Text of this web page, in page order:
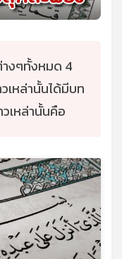
างๆทั้งหมด 4
เหล่านั้นได้มีบท
เหล่านั้นคือ